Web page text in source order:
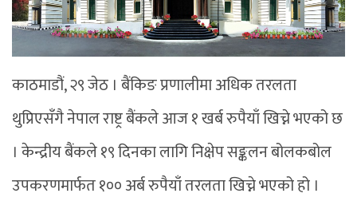
काठमाडौं, २९ जेठ । बैंकिङ प्रणालीमा अधिक तरलता
थुप्रिएसँगै नेपाल राष्ट्र बैंकले आज १ खर्ब रुपैयाँ खिच्ने भएको छ
। केन्द्रीय बैंकले १९ दिनका लागि निक्षेप सङ्कलन बोलकबोल
उपकरणमार्फत १०० अर्ब रुपैयाँ तरलता खिच्ने भएको हो ।